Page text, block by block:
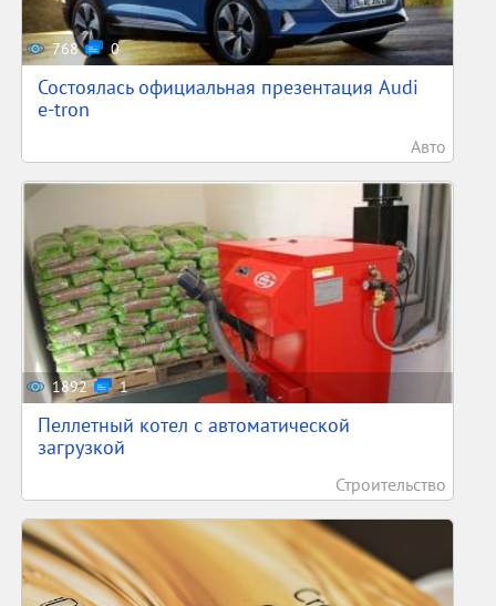
768 0
Состоялась официальная презентация Audi
e-tron
Авто
1892 1
Пеллетный котел с автоматической
загрузкой
Строительство